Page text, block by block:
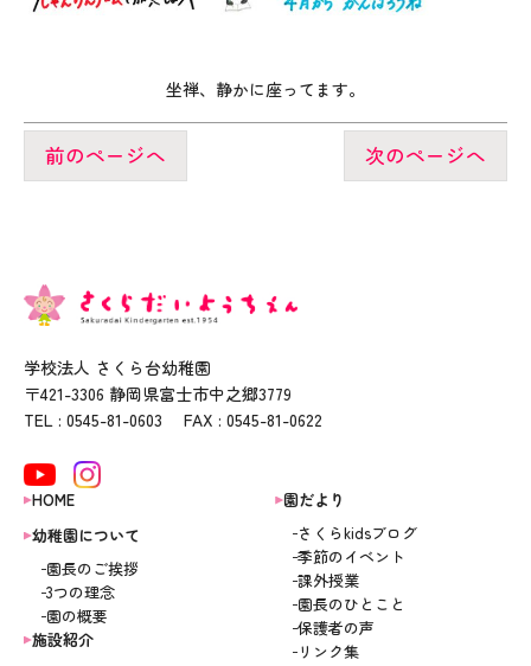
坐禅、静かに座ってます。
前のページへ 次のページへ
学校法人 さくら台幼稚園
〒421-3306 静岡県富士市中之郷3779
TEL : 0545-81-0603 FAX : 0545-81-0622
HOME
幼稚園について
園長のご挨拶
3つの理念
園の概要
施設紹介
園だより
さくらkidsブログ
季節のイベント
課外授業
園長のひとこと
保護者の声
リンク集